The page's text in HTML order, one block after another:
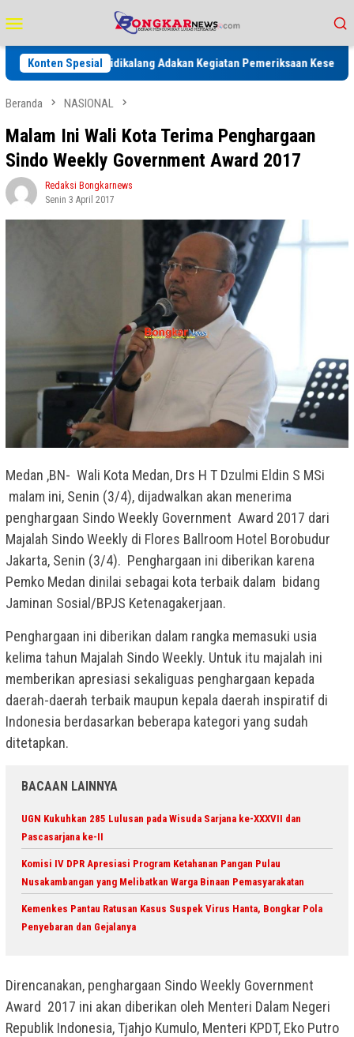
ke
kontenMobile
Konten Spesial
IIB Sidikalang Adakan Kegiatan Pemeriksaan Kesehatan Gratis
Beranda NASIONAL
Malam Ini Wali Kota Terima Penghargaan
Sindo Weekly Government Award 2017
Redaksi Bongkarnews
Senin 3 April 2017
Medan ,BN- Wali Kota Medan, Drs H T Dzulmi Eldin S MSi
malam ini, Senin (3/4), dijadwalkan akan menerima
penghargaan Sindo Weekly Government Award 2017 dari
Majalah Sindo Weekly di Flores Ballroom Hotel Borobudur
Jakarta, Senin (3/4). Penghargaan ini diberikan karena
Pemko Medan dinilai sebagai kota terbaik dalam bidang
Jaminan Sosial/BPJS Ketenagakerjaan.
Penghargaan ini diberikan dalam rangka memasuki usia
kelima tahun Majalah Sindo Weekly. Untuk itu majalah ini
memberikan apresiasi sekaliguas penghargaan kepada
daerah-daerah terbaik maupun kepala daerah inspiratif di
Indonesia berdasarkan beberapa kategori yang sudah
ditetapkan.
BACAAN LAINNYA
UGN Kukuhkan 285 Lulusan pada Wisuda Sarjana ke-XXXVII dan
Pascasarjana ke-II
Komisi IV DPR Apresiasi Program Ketahanan Pangan Pulau
Nusakambangan yang Melibatkan Warga Binaan Pemasyarakatan
Kemenkes Pantau Ratusan Kasus Suspek Virus Hanta, Bongkar Pola
Penyebaran dan Gejalanya
Direncanakan, penghargaan Sindo Weekly Government
Award 2017 ini akan diberikan oleh Menteri Dalam Negeri
Republik Indonesia, Tjahjo Kumulo, Menteri KPDT, Eko Putro